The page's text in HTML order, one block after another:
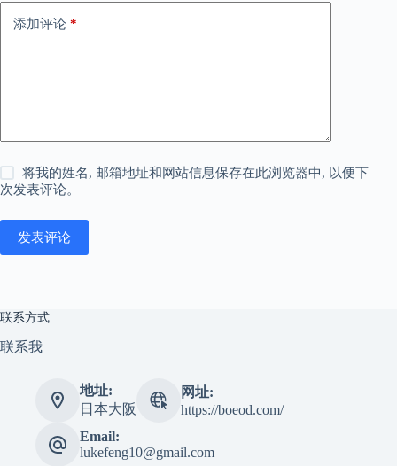
添加评论 *
将我的姓名, 邮箱地址和网站信息保存在此浏览器中, 以便下
次发表评论。
发表评论
联系方式
联系我
地址:
日本大阪
网址:
https://boeod.com/
Email:
lukefeng10@gmail.com